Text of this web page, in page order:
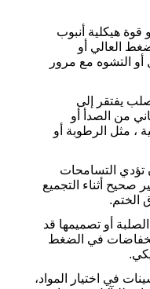
قوة هيكلية أنبوب
العالي أو
أو التشوه مع مرور
يفتقر إلى
من الصدأ أو
، مثل الرطوبة أو
تؤدي التسامحات
صحيح أثناء التجميع
الختم.
أو تصميمها قد
في الضغط
في اختيار المواد،